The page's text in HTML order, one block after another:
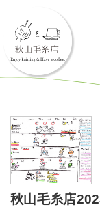
秋山毛糸店